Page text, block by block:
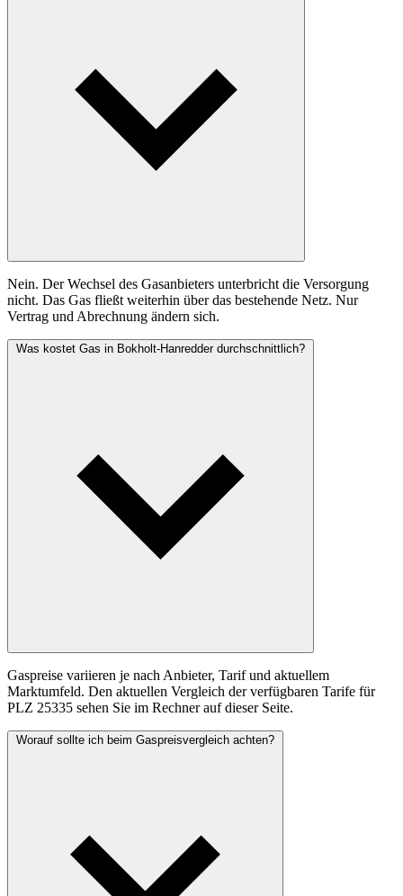
Nein. Der Wechsel des Gasanbieters unterbricht die Versorgung
nicht. Das Gas fließt weiterhin über das bestehende Netz. Nur
Vertrag und Abrechnung ändern sich.
Was kostet Gas in Bokholt-Hanredder durchschnittlich?
Gaspreise variieren je nach Anbieter, Tarif und aktuellem
Marktumfeld. Den aktuellen Vergleich der verfügbaren Tarife für
PLZ 25335 sehen Sie im Rechner auf dieser Seite.
Worauf sollte ich beim Gaspreisvergleich achten?